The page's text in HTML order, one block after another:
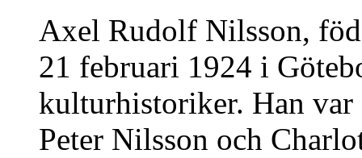
Axel Rudolf Nilsson,
21 februari 1924 i
kulturhistoriker. Han
Peter Nilsson och